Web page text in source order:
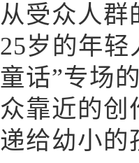
从受众人群
25岁的年轻
童话”专场
众靠近的创
递给幼小的